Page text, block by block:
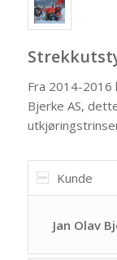
Fra 2014-2016
Bjerke AS,
Kunde
Jan Olav